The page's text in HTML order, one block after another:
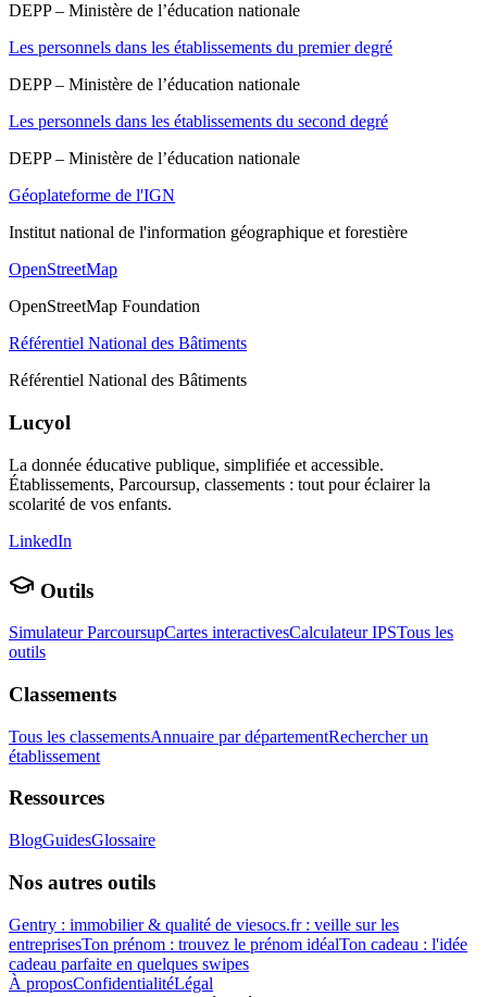
DEPP – Ministère de l’éducation nationale
Les personnels dans les établissements du premier degré
DEPP – Ministère de l’éducation nationale
Les personnels dans les établissements du second degré
DEPP – Ministère de l’éducation nationale
Géoplateforme de l'IGN
Institut national de l'information géographique et forestière
OpenStreetMap
OpenStreetMap Foundation
Référentiel National des Bâtiments
Référentiel National des Bâtiments
Lucyol
La donnée éducative publique, simplifiée et accessible.
Établissements, Parcoursup, classements : tout pour éclairer la
scolarité de vos enfants.
LinkedIn
Outils
Simulateur ParcoursupCartes interactivesCalculateur IPSTous les
outils
Classements
Tous les classementsAnnuaire par départementRechercher un
établissement
Ressources
BlogGuidesGlossaire
Nos autres outils
Gentry : immobilier & qualité de viesocs.fr : veille sur les
entreprisesTon prénom : trouvez le prénom idéalTon cadeau : l'idée
cadeau parfaite en quelques swipes
À proposConfidentialitéLégal